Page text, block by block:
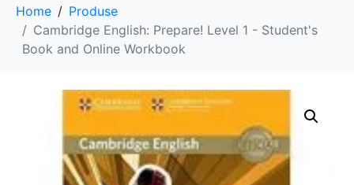
Home
Produse
Cambridge English: Prepare! Level 1 - Student's
Book and Online Workbook